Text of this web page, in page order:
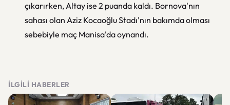
çıkarırken, Altay ise 2 puanda kaldı. Bornova'nın
sahası olan Aziz Kocaoğlu Stadı'nın bakımda olması
sebebiyle maç Manisa'da oynandı.
İLGILI HABERLER